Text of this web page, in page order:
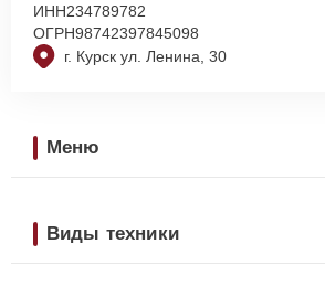
г. Курск ул. Ленина, 30
ИНН234789782
ОГРН98742397845098
Меню
Виды техники